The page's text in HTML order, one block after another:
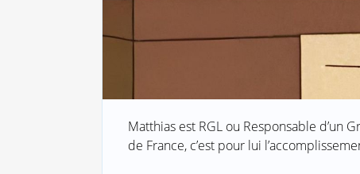
Matthias est RGL ou Responsable d’un
de France, c’est pour lui